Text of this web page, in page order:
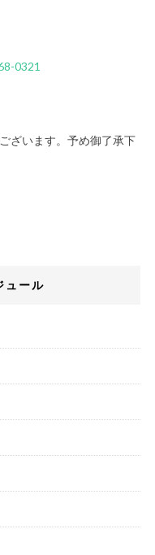
0321
ざいます。予め御了承下
ュール